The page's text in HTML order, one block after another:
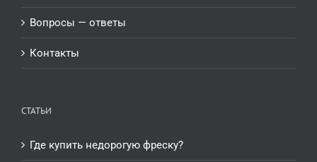
Вопросы — ответы
Контакты
СТАТЬИ
Где купить недорогую фреску?